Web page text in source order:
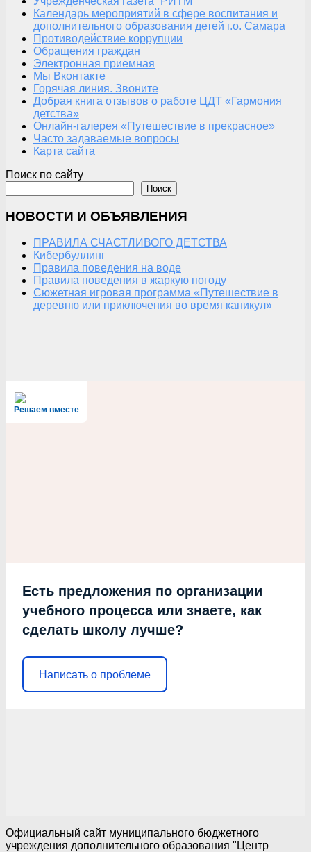
Календарь мероприятий в сфере воспитания и
дополнительного образования детей г.о. Самара
Противодействие коррупции
Обращения граждан
Электронная приемная
Мы Вконтакте
Горячая линия. Звоните
Добрая книга отзывов о работе ЦДТ «Гармония
детства»
Онлайн-галерея «Путешествие в прекрасное»
Часто задаваемые вопросы
Карта сайта
Поиск по сайту
Поиск
НОВОСТИ И ОБЪЯВЛЕНИЯ
ПРАВИЛА СЧАСТЛИВОГО ДЕТСТВА
Кибербуллинг
Правила поведения на воде
Правила поведения в жаркую погоду
Сюжетная игровая программа «Путешествие в
деревню или приключения во время каникул»
Решаем вместе
Есть предложения по организации
учебного процесса или знаете, как
сделать школу лучше?
Написать о проблеме
Официальный сайт муниципального бюджетного
учреждения дополнительного образования "Центр